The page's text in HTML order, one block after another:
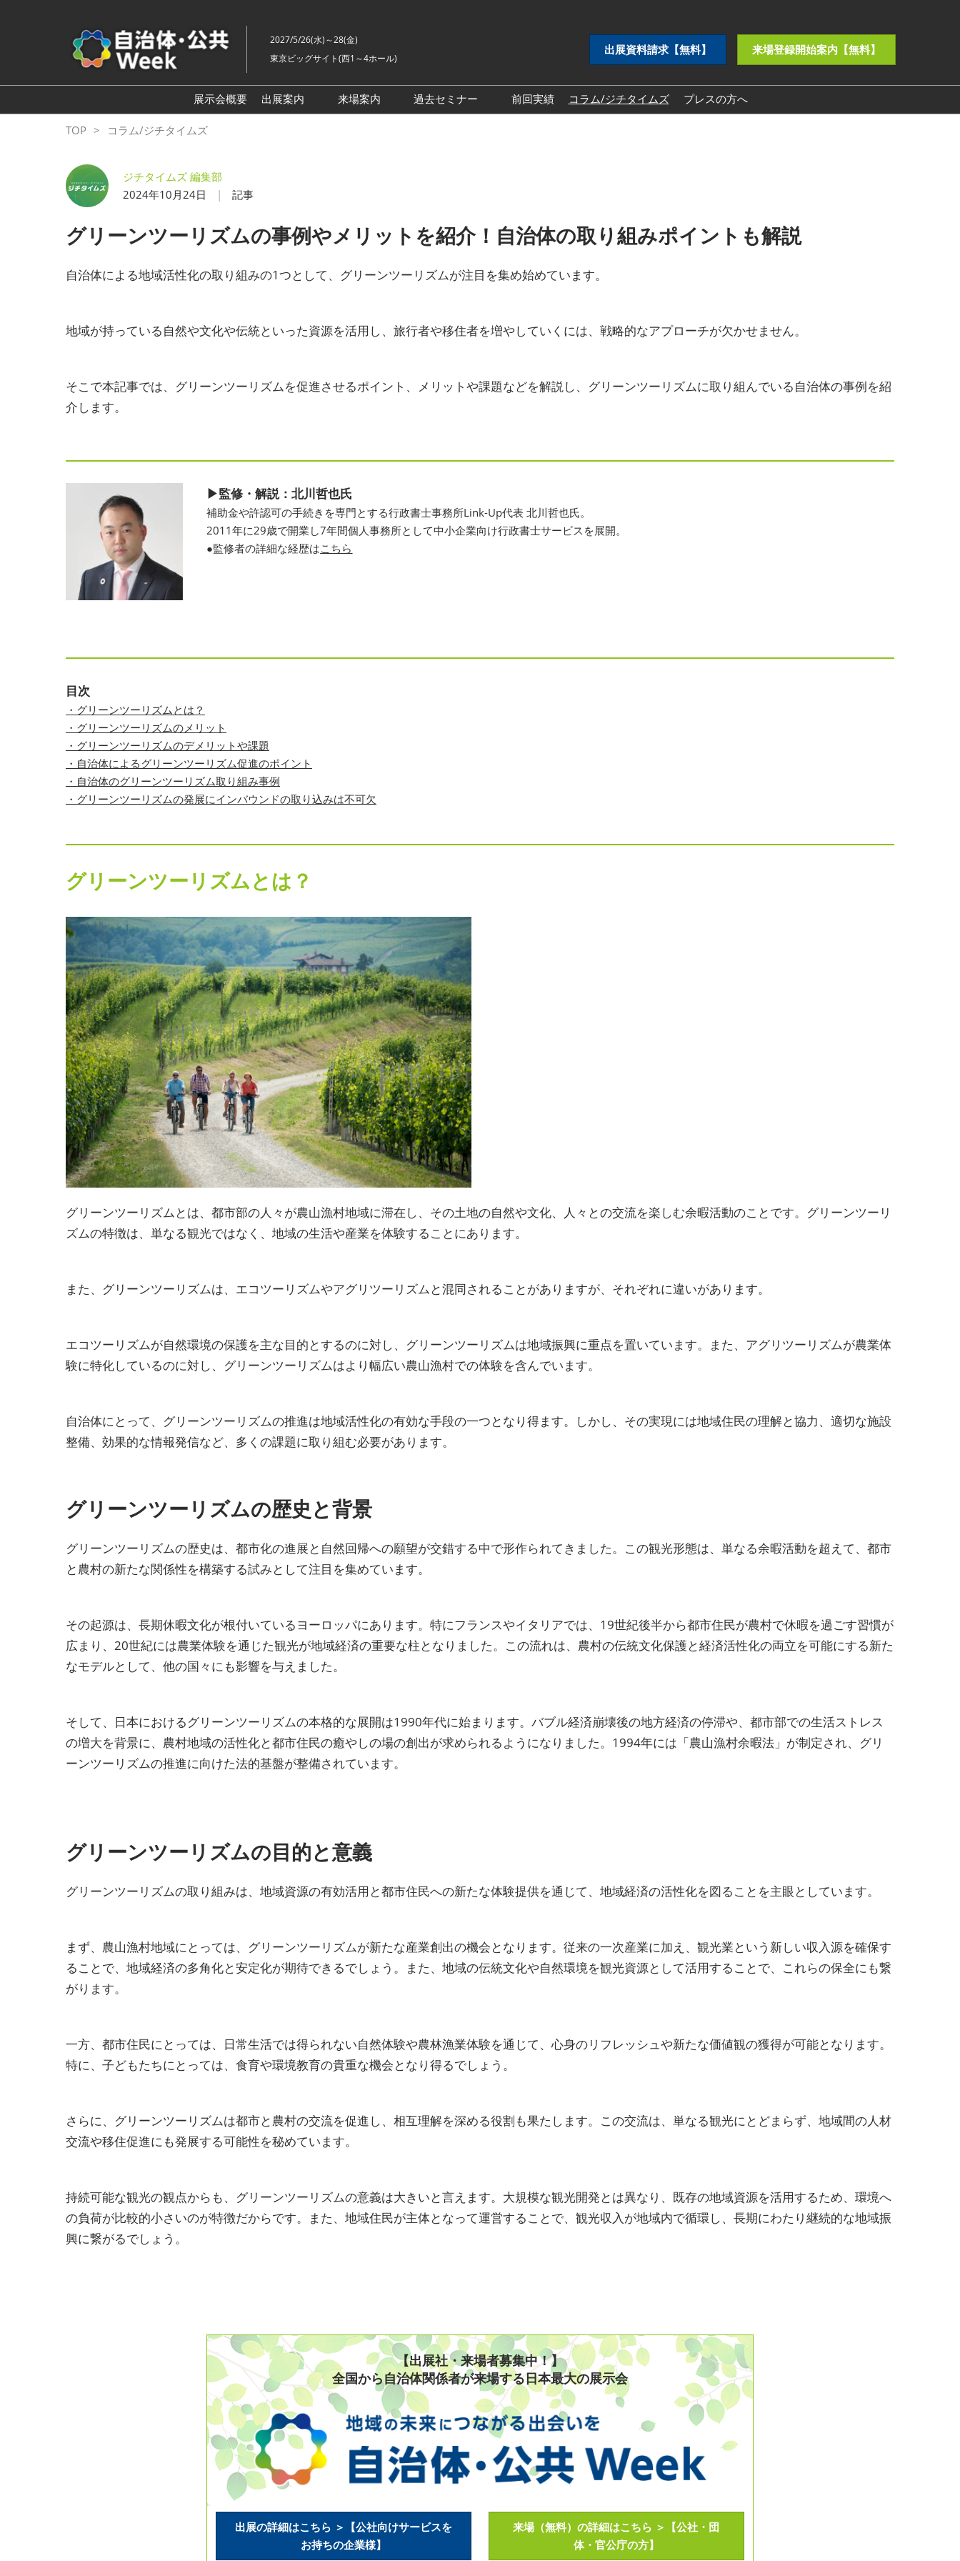
ッ
プ
進
む
2027/5/26(水)～28(金)
東京ビッグサイト(西1～4ホール)
出展資料請求【無料】 来場登録開始案内【無料】
展示会概要
出展案内
自治体インフラ維持管理・
老朽化対策展
地域福祉 EXPO
来場案内
自治体インフラ維持管理・
老朽化対策展
交通アクセス
過去セミナー
前回実績 コラム/ジチタイムズ
プレスの方へ
TOP コラム/ジチタイムズ
ジチタイムズ 編集部
2024年10月24日
記事
グリーンツーリズムの事例やメリットを紹介！自治体の取り組みポイントも解説
自治体による地域活性化の取り組みの1つとして、グリーンツーリズムが注目を集め始めています。
地域が持っている自然や文化や伝統といった資源を活用し、旅行者や移住者を増やしていくには、戦略的なアプローチが欠かせません。
そこで本記事では、グリーンツーリズムを促進させるポイント、メリットや課題などを解説し、グリーンツーリズムに取り組んでいる自治体の事例を紹
介します。
▶監修・解説：北川哲也氏
補助金や許認可の手続きを専門とする行政書士事務所Link-Up代表 北川哲也氏。
2011年に29歳で開業し7年間個人事務所として中小企業向け行政書士サービスを展開。
●監修者の詳細な経歴はこちら
目次
・グリーンツーリズムとは？
・グリーンツーリズムのメリット
・グリーンツーリズムのデメリットや課題
・自治体によるグリーンツーリズム促進のポイント
・自治体のグリーンツーリズム取り組み事例
・グリーンツーリズムの発展にインバウンドの取り込みは不可欠
グリーンツーリズムとは？
グリーンツーリズムとは、都市部の人々が農山漁村地域に滞在し、その土地の自然や文化、人々との交流を楽しむ余暇活動のことです。グリーンツーリ
ズムの特徴は、単なる観光ではなく、地域の生活や産業を体験することにあります。
また、グリーンツーリズムは、エコツーリズムやアグリツーリズムと混同されることがありますが、それぞれに違いがあります。
エコツーリズムが自然環境の保護を主な目的とするのに対し、グリーンツーリズムは地域振興に重点を置いています。また、アグリツーリズムが農業体
験に特化しているのに対し、グリーンツーリズムはより幅広い農山漁村での体験を含んでいます。
自治体にとって、グリーンツーリズムの推進は地域活性化の有効な手段の一つとなり得ます。しかし、その実現には地域住民の理解と協力、適切な施設
整備、効果的な情報発信など、多くの課題に取り組む必要があります。
グリーンツーリズムの歴史と背景
グリーンツーリズムの歴史は、都市化の進展と自然回帰への願望が交錯する中で形作られてきました。この観光形態は、単なる余暇活動を超えて、都市
と農村の新たな関係性を構築する試みとして注目を集めています。
その起源は、長期休暇文化が根付いているヨーロッパにあります。特にフランスやイタリアでは、19世紀後半から都市住民が農村で休暇を過ごす習慣が
広まり、20世紀には農業体験を通じた観光が地域経済の重要な柱となりました。この流れは、農村の伝統文化保護と経済活性化の両立を可能にする新た
なモデルとして、他の国々にも影響を与えました。
そして、日本におけるグリーンツーリズムの本格的な展開は1990年代に始まります。バブル経済崩壊後の地方経済の停滞や、都市部での生活ストレス
の増大を背景に、農村地域の活性化と都市住民の癒やしの場の創出が求められるようになりました。1994年には「農山漁村余暇法」が制定され、グリ
ーンツーリズムの推進に向けた法的基盤が整備されています。
グリーンツーリズムの目的と意義
グリーンツーリズムの取り組みは、地域資源の有効活用と都市住民への新たな体験提供を通じて、地域経済の活性化を図ることを主眼としています。
まず、農山漁村地域にとっては、グリーンツーリズムが新たな産業創出の機会となります。従来の一次産業に加え、観光業という新しい収入源を確保す
ることで、地域経済の多角化と安定化が期待できるでしょう。また、地域の伝統文化や自然環境を観光資源として活用することで、これらの保全にも繋
がります。
一方、都市住民にとっては、日常生活では得られない自然体験や農林漁業体験を通じて、心身のリフレッシュや新たな価値観の獲得が可能となります。
特に、子どもたちにとっては、食育や環境教育の貴重な機会となり得るでしょう。
さらに、グリーンツーリズムは都市と農村の交流を促進し、相互理解を深める役割も果たします。この交流は、単なる観光にとどまらず、地域間の人材
交流や移住促進にも発展する可能性を秘めています。
持続可能な観光の観点からも、グリーンツーリズムの意義は大きいと言えます。大規模な観光開発とは異なり、既存の地域資源を活用するため、環境へ
の負荷が比較的小さいのが特徴だからです。また、地域住民が主体となって運営することで、観光収入が地域内で循環し、長期にわたり継続的な地域振
興に繋がるでしょう。
【出展社・来場者募集中！】
全国から自治体関係者が来場する日本最大の展示会
出展の詳細はこちら ＞【公社向けサービスを
お持ちの企業様】
来場（無料）の詳細はこちら ＞【公社・団
体・官公庁の方】